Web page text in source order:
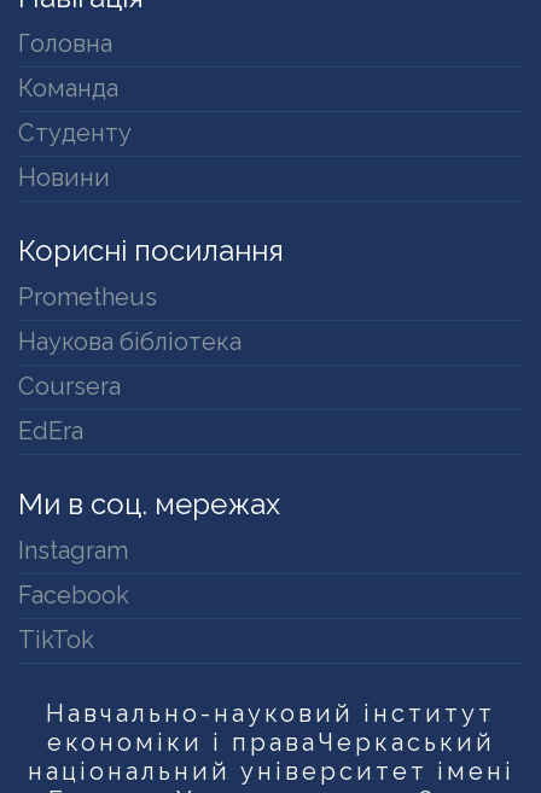
Головна
Команда
Студенту
Новини
Корисні посилання
Prometheus
Наукова бібліотека
Coursera
EdEra
Ми в соц. мережах
Instagram
Facebook
TikTok
Навчально-науковий інститут
економіки і права Черкаський
національний університет імені